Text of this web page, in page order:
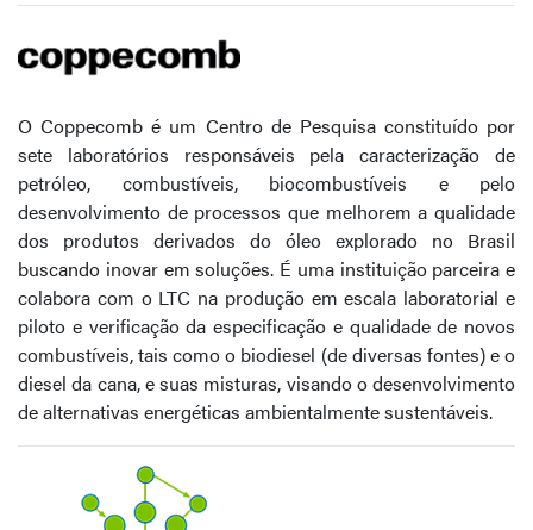
O Coppecomb é um Centro de Pesquisa constituído por
sete laboratórios responsáveis pela caracterização de
petróleo, combustíveis, biocombustíveis e pelo
desenvolvimento de processos que melhorem a qualidade
dos produtos derivados do óleo explorado no Brasil
buscando inovar em soluções. É uma instituição parceira e
colabora com o LTC na produção em escala laboratorial e
piloto e verificação da especificação e qualidade de novos
combustíveis, tais como o biodiesel (de diversas fontes) e o
diesel da cana, e suas misturas, visando o desenvolvimento
de alternativas energéticas ambientalmente sustentáveis.